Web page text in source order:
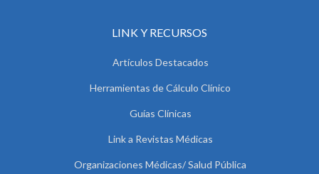
LINK Y RECURSOS
Artículos Destacados
Herramientas de Cálculo Clínico
Guías Clínicas
Link a Revistas Médicas
Organizaciones Médicas/ Salud Pública